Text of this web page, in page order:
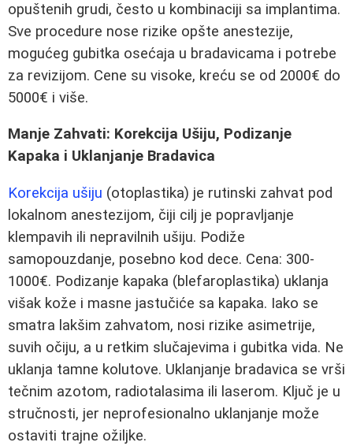
opuštenih grudi, često u kombinaciji sa implantima.
Sve procedure nose rizike opšte anestezije,
mogućeg gubitka osećaja u bradavicama i potrebe
za revizijom. Cene su visoke, kreću se od 2000€ do
5000€ i više.
Manje Zahvati: Korekcija Ušiju, Podizanje
Kapaka i Uklanjanje Bradavica
Korekcija ušiju (otoplastika) je rutinski zahvat pod
lokalnom anestezijom, čiji cilj je popravljanje
klempavih ili nepravilnih ušiju. Podiže
samopouzdanje, posebno kod dece. Cena: 300-
1000€. Podizanje kapaka (blefaroplastika) uklanja
višak kože i masne jastučiće sa kapaka. Iako se
smatra lakšim zahvatom, nosi rizike asimetrije,
suvih očiju, a u retkim slučajevima i gubitka vida. Ne
uklanja tamne kolutove. Uklanjanje bradavica se vrši
tečnim azotom, radiotalasima ili laserom. Ključ je u
stručnosti, jer neprofesionalno uklanjanje može
ostaviti trajne ožiljke.